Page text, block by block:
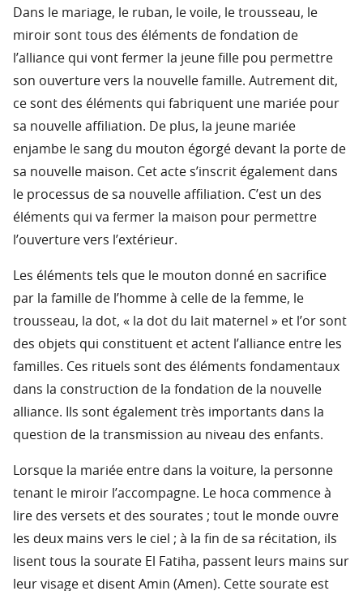
Dans le mariage, le ruban, le voile, le trousseau, le
miroir sont tous des éléments de fondation de
l’alliance qui vont fermer la jeune fille pou permettre
son ouverture vers la nouvelle famille. Autrement dit,
ce sont des éléments qui fabriquent une mariée pour
sa nouvelle affiliation. De plus, la jeune mariée
enjambe le sang du mouton égorgé devant la porte de
sa nouvelle maison. Cet acte s’inscrit également dans
le processus de sa nouvelle affiliation. C’est un des
éléments qui va fermer la maison pour permettre
l’ouverture vers l’extérieur.
Les éléments tels que le mouton donné en sacrifice
par la famille de l’homme à celle de la femme, le
trousseau, la dot, « la dot du lait maternel » et l’or sont
des objets qui constituent et actent l’alliance entre les
familles. Ces rituels sont des éléments fondamentaux
dans la construction de la fondation de la nouvelle
alliance. Ils sont également très importants dans la
question de la transmission au niveau des enfants.
Lorsque la mariée entre dans la voiture, la personne
tenant le miroir l’accompagne. Le hoca commence à
lire des versets et des sourates ; tout le monde ouvre
les deux mains vers le ciel ; à la fin de sa récitation, ils
lisent tous la sourate El Fatiha, passent leurs mains sur
leur visage et disent Amin (Amen). Cette sourate est